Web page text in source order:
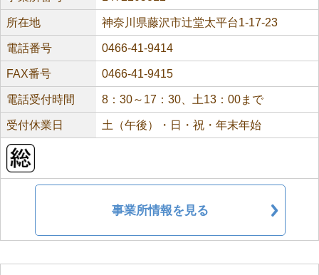
所在地 神奈川県藤沢市辻堂太平台1-17-23
電話番号 0466-41-9414
FAX番号 0466-41-9415
電話受付時間 8：30～17：30、土13：00まで
受付休業日 土（午後）・日・祝・年末年始
事業所情報を見る